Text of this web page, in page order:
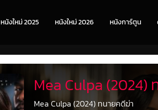
หนังใหม่ 2025 หนังใหม่ 2026 หนังการ์ตูน
Mea Culpa (2024)
Mea Culpa (2024) ทนายคดีฆ่า